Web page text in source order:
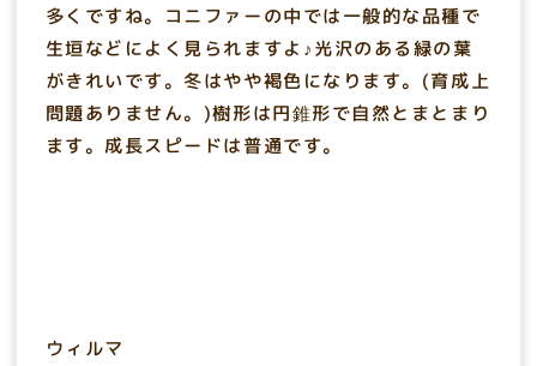
多くですね。コニファーの中では一般的な品種で
生垣などによく見られますよ♪光沢のある緑の葉
がきれいです。冬はやや褐色になります。(育成上
問題ありません。)樹形は円錐形で自然とまとまり
ます。成長スピードは普通です。
ウィルマ